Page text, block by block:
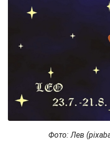
Фото: Лев